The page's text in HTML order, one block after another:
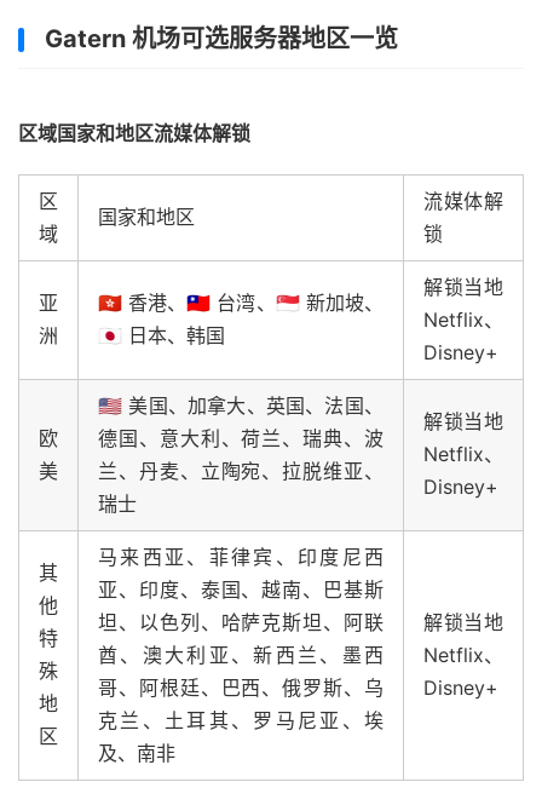
Gatern 机场可选服务器地区一览
区域国家和地区流媒体解锁
区
域
国家和地区
流媒体解
锁
亚
洲
🇭🇰 香港、🇹🇼 台湾、🇸🇬 新加坡、
🇯🇵 日本、韩国
解锁当地
Netflix、
Disney+
欧
美
🇺🇸 美国、加拿大、英国、法国、
德国、意大利、荷兰、瑞典、波
兰、丹麦、立陶宛、拉脱维亚、
瑞士
解锁当地
Netflix、
Disney+
其
他
特
殊
地
区
马来西亚、菲律宾、印度尼西
亚、印度、泰国、越南、巴基斯
坦、以色列、哈萨克斯坦、阿联
酋、澳大利亚、新西兰、墨西
哥、阿根廷、巴西、俄罗斯、乌
克兰、土耳其、罗马尼亚、埃
及、南非
解锁当地
Netflix、
Disney+